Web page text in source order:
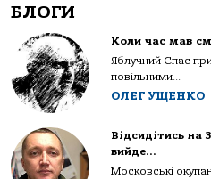
БЛОГИ
Коли час мав
Яблучний Спас
повільними...
ОЛЕГ УЩЕНКО
Відсидітись на
вийде…
Московські